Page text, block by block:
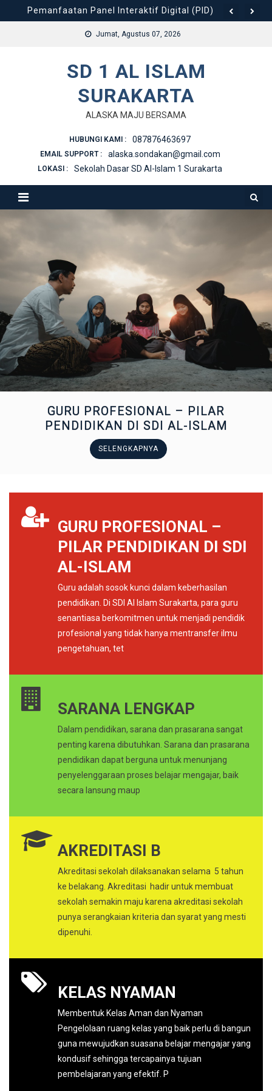
to
Pemanfaatan Panel Interaktif Digital (PID) untuk
LOMBA ISLAMI PERINGATAN ISRA’ MI’RAJ
Hangatnya Silaturahmi, SDI Al Islam Surakarta Gelar
Jumat, Agustus 07, 2026
SD 1 AL ISLAM
SURAKARTA
ALASKA MAJU BERSAMA
HUBUNGI KAMI : 087876463697
EMAIL SUPPORT : alaska.sondakan@gmail.com
LOKASI : Sekolah Dasar SD Al-Islam 1 Surakarta
GURU PROFESIONAL – PILAR
PENDIDIKAN DI SDI AL-ISLAM
SELENGKAPNYA
ISLAMI | CERDAS | BERKARAKTER
GENERASI MUSLIM
GURU PROFESIONAL –
PILAR PENDIDIKAN DI SDI
AL-ISLAM
Guru adalah sosok kunci dalam keberhasilan
pendidikan. Di SDI Al Islam Surakarta, para guru
senantiasa berkomitmen untuk menjadi pendidik
profesional yang tidak hanya mentransfer ilmu
pengetahuan, tet
SARANA LENGKAP
Dalam pendidikan, sarana dan prasarana sangat
penting karena dibutuhkan. Sarana dan prasarana
pendidikan dapat berguna untuk menunjang
penyelenggaraan proses belajar mengajar, baik
secara lansung maup
AKREDITASI B
Akreditasi sekolah dilaksanakan selama 5 tahun
ke belakang. Akreditasi hadir untuk membuat
sekolah semakin maju karena akreditasi sekolah
punya serangkaian kriteria dan syarat yang mesti
dipenuhi.
KELAS NYAMAN
Membentuk Kelas Aman dan Nyaman
Pengelolaan ruang kelas yang baik perlu di bangun
guna mewujudkan suasana belajar mengajar yang
kondusif sehingga tercapainya tujuan
pembelajaran yang efektif. P